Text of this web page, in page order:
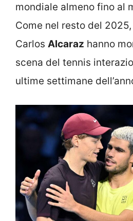
mondiale almeno fino al
Come nel resto del
Carlos Alcaraz hanno
scena del tennis
ultime settimane